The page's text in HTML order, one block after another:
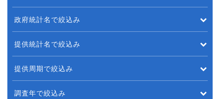
政府統計名で絞込み
提供統計名で絞込み
提供周期で絞込み
調査年で絞込み